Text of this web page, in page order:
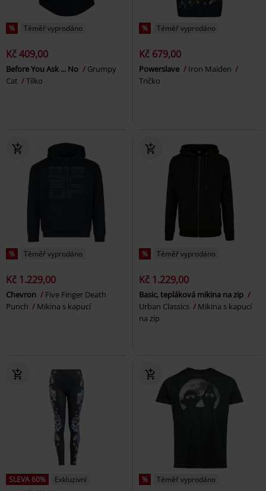
% Téměř vyprodáno
Kč 409,00
Before You Ask ... No
Grumpy
Cat
Tílko
% Téměř vyprodáno
Kč 679,00
Powerslave
Iron Maiden
Tričko
% Téměř vyprodáno
Kč 1.229,00
Chevron
Five Finger Death
Punch
Mikina s kapucí
% Téměř vyprodáno
Kč 1.229,00
Basic, tepláková mikina na zip
Urban Classics
Mikina s kapucí
na zip
SLEVA 60%
Exkluzivní
% Téměř vyprodáno